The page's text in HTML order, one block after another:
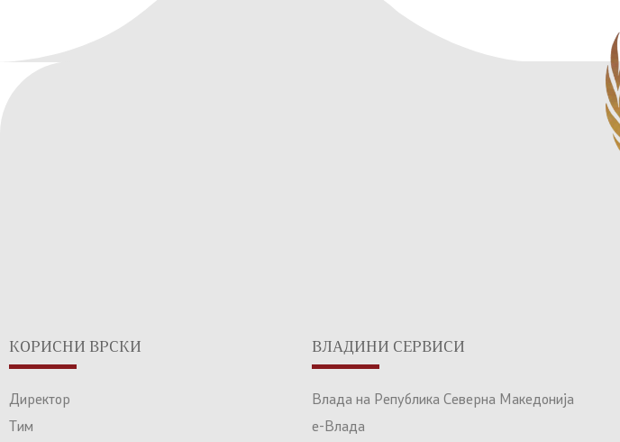
КОРИСНИ ВРСКИ
Директор
Тим
ВЛАДИНИ СЕРВИСИ
Влада на Република Северна Македонија
е-Влада